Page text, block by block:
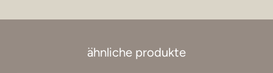
ähnliche produkte